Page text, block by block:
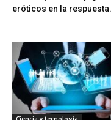
eróticos en la